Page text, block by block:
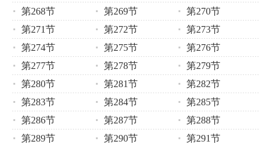
第268节
第269节
第270节
第271节
第272节
第273节
第274节
第275节
第276节
第277节
第278节
第279节
第280节
第281节
第282节
第283节
第284节
第285节
第286节
第287节
第288节
第289节
第290节
第291节